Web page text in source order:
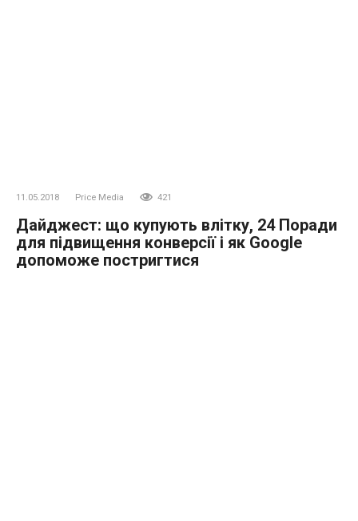
11.05.2018 Price Media 421
Дайджест: що купують влітку, 24 Поради
для підвищення конверсії і як Google
допоможе постригтися